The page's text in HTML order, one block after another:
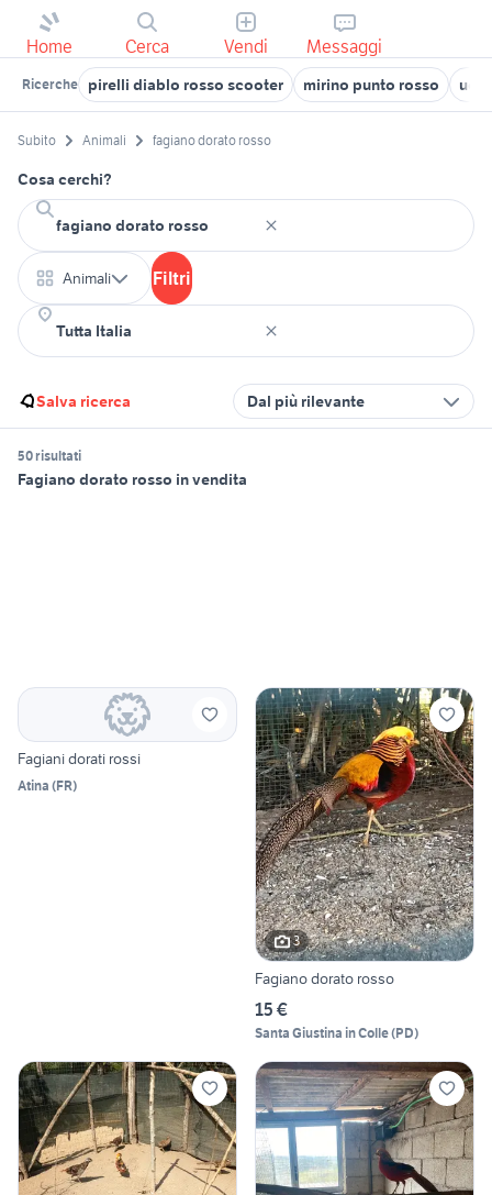
Home Cerca Vendi Messaggi
Ricerche pirelli diablo rosso scooter mirino punto rosso
Subito Animali fagiano dorato rosso
Cosa cerchi?
Animali Filtri
Salva ricerca Dal più rilevante
50 risultati
Fagiano dorato rosso in vendita
Fagiani dorati rossi
Atina (FR)
3
Fagiano dorato rosso
15 €
Santa Giustina in Colle(PD)